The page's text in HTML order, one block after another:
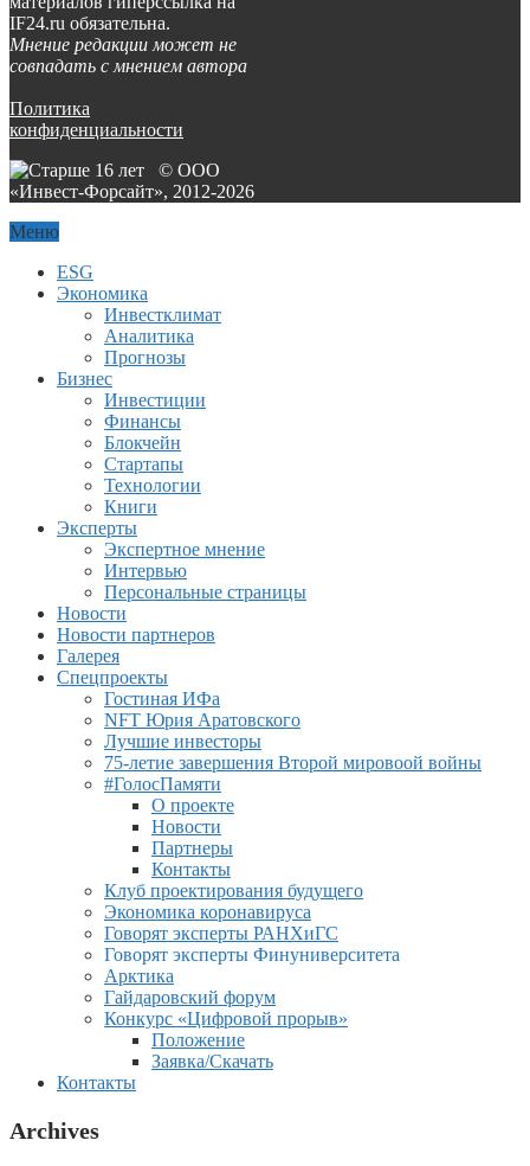
IF24.ru обязательна.
Мнение редакции может не
совпадать с мнением автора
Политика
конфиденциальности
© ООО
«Инвест-Форсайт», 2012-2026
Меню
ESG
Экономика
Инвестклимат
Аналитика
Прогнозы
Бизнес
Инвестиции
Финансы
Блокчейн
Стартапы
Технологии
Книги
Эксперты
Экспертное мнение
Интервью
Персональные страницы
Новости
Новости партнеров
Галерея
Спецпроекты
Гостиная ИФа
NFT Юрия Аратовского
Лучшие инвесторы
75-летие завершения Второй мировоой войны
#ГолосПамяти
О проекте
Новости
Партнеры
Контакты
Клуб проектирования будущего
Экономика коронавируса
Говорят эксперты РАНХиГС
Говорят эксперты Финуниверситета
Арктика
Гайдаровский форум
Конкурс «Цифровой прорыв»
Положение
Заявка/Скачать
Контакты
Archives